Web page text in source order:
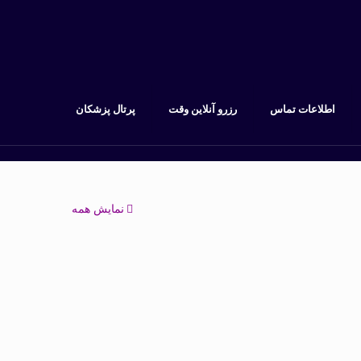
اطلاعات تماس رزرو آنلاین وقت پرتال پزشکان
نمایش همه